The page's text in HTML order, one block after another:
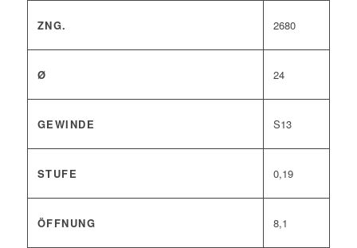
ZNG. 2680
Ø 24
GEWINDE S13
STUFE 0,19
ÖFFNUNG 8,1